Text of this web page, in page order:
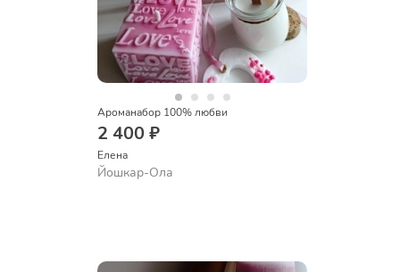
Ароманабор 100% любви
2 400 ₽
Елена
Йошкар-Ола